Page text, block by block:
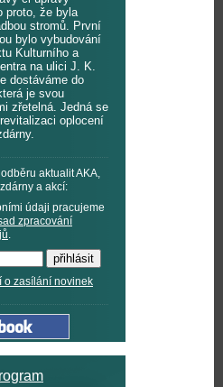
proto, že byla
stromů. První
bylo vybudování
Kulturního a
na ulici J. K.
dostáváme do
je svou
zřetelná. Jedná se
oplocení
aktualit AKA,
a akcí:
údaji pracujeme
zpracování
.
o zasílání novinek